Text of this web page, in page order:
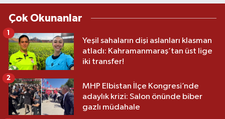
Çok Okunanlar
Yeşil sahaların dişi aslanları klasman
atladı: Kahramanmaraş’tan üst lige
iki transfer!
1
MHP Elbistan İlçe Kongresi’nde
adaylık krizi: Salon önünde biber
gazlı müdahale
2